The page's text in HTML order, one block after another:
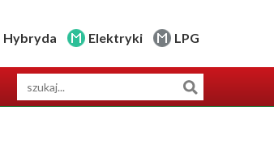
Hybryda Elektryki LPG